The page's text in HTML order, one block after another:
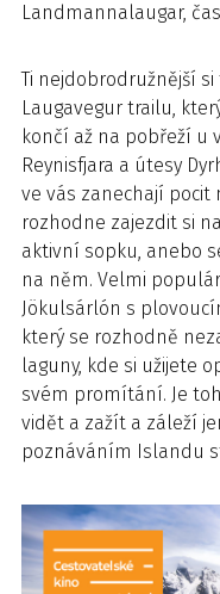
Landmannalaugar,
Ti nejdobrodružnější
Laugavegur trailu,
končí až na pobřeží u
Reynisfjara a útesy
ve vás zanechají pocit
rozhodne zajezdit si
aktivní sopku, anebo
na něm. Velmi
Jökulsárlón s
který se rozhodně
laguny, kde si užijete
svém promítání. Je
vidět a zažít a záleží
poznáváním Islandu